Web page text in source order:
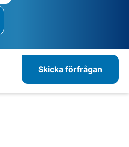
Skicka förfrågan